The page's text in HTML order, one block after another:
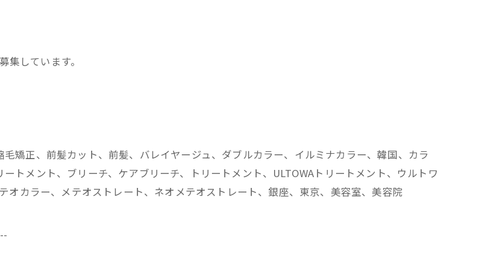
集しています。
矯正、前髪カット、前髪、バレイヤージュ、ダブルカラー、イルミナカラー、韓国、カラ
トメント、ブリーチ、ケアブリーチ、トリートメント、ULTOWAトリートメント、ウルトワ
オカラー、メテオストレート、ネオメテオストレート、銀座、東京、美容室、美容院